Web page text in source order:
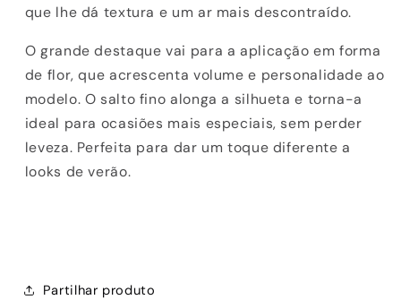
que lhe dá textura e um ar mais descontraído.
O grande destaque vai para a aplicação em forma
de flor, que acrescenta volume e personalidade ao
modelo. O salto fino alonga a silhueta e torna-a
ideal para ocasiões mais especiais, sem perder
leveza. Perfeita para dar um toque diferente a
looks de verão.
Partilhar produto